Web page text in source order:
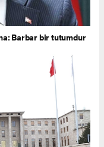
Barbar bir tutumdur